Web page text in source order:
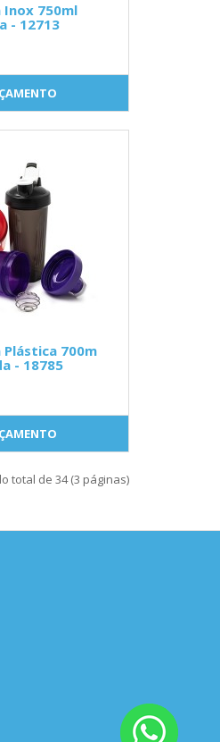
750ml
- 12713
700m
- 18785
total de 34 (3 páginas)